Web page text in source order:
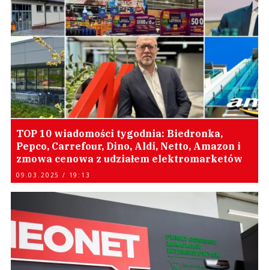
TOP 10 wiadomości tygodnia: Biedronka,
Pepco, Carrefour, Dino, Aldi, Netto, Amazon i
zmowa cenowa z udziałem elektromarketów
09.03.2025 / 19:13